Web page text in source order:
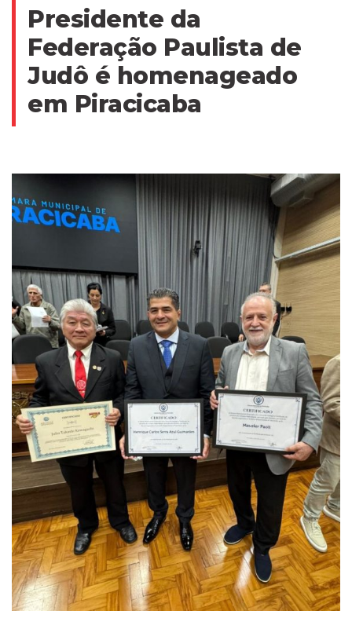
Presidente da
Federação Paulista de
Judô é homenageado
em Piracicaba